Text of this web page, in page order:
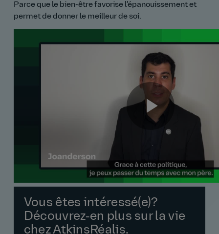
Parce que le bien-être favorise l’épanouissement et
permet de donner le meilleur de soi.
Vous êtes intéressé(e)?
Découvrez‑en plus sur la vie
chez AtkinsRéalis.